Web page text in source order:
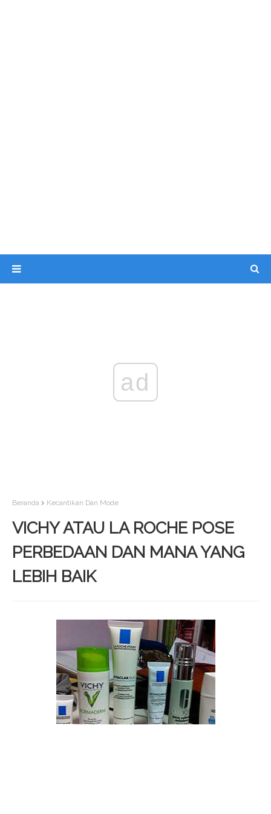
ad
Beranda Kecantikan Dan Mode
VICHY ATAU LA ROCHE POSE
PERBEDAAN DAN MANA YANG
LEBIH BAIK